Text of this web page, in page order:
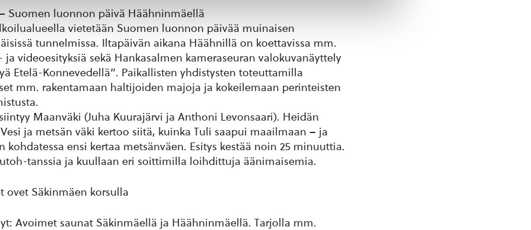
– Suomen luonnon päivä Häähninmäellä
vietetään Suomen luonnon päivää muinaisen
tunnelmissa. Iltapäivän aikana Häähnillä on koettavissa mm.
videoesityksiä sekä Hankasalmen kameraseuran valokuvanäyttely
Etelä-Konnevedellä”. Paikallisten yhdistysten toteuttamilla
mm. rakentamaan haltijoiden majoja ja kokeilemaan perinteisten
Maanväki (Juha Kuurajärvi ja Anthoni Levonsaari). Heidän
ja metsän väki kertoo siitä, kuinka Tuli saapui maailmaan – ja
kohdatessa ensi kertaa metsänväen. Esitys kestää noin 25 minuuttia.
tanssia ja kuullaan eri soittimilla loihdittuja äänimaisemia.
ovet Säkinmäen korsulla
Avoimet saunat Säkinmäellä ja Häähninmäellä. Tarjolla mm.